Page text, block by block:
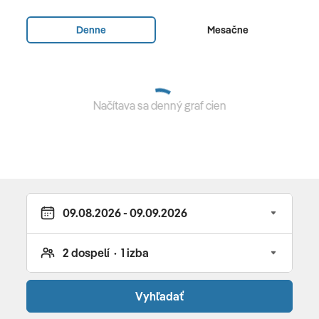
bungalov, 29 m², pre max. 3 osoby, prízemie alebo
1.poschodie v bungalovoch blízko pláže, výhľad na
záhrady a pár krokov od pláže, výhľad na more)
All Inclusive
raňajky (07:00-10:30), obedy (12:30-15:00) a večere
(19:00-21:30) formou bufetu v reštaurácií Ambrosia •
tematické večere • občerstvenie a snacky 11:00-18:00 v
Rondavel Beach bar a 10:00-17:00 v Petra Beach
bar/Puma Green life snack • vybrané miestne nealko a
Denne Mesačne
Načítava sa denný graf cien
Vyhľadať